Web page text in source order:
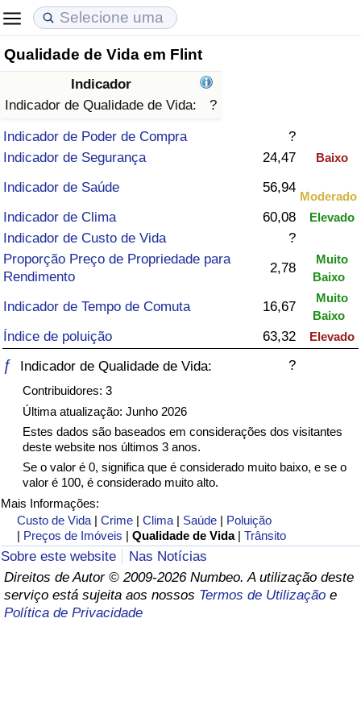
Qualidade de Vida em Flint
Indicador
Indicador de Qualidade de Vida:
?
Indicador de Poder de Compra
?
Indicador de Segurança
24,47 Baixo
Indicador de Saúde 56,94
Moderado
Indicador de Clima 60,08 Elevado
Indicador de Custo de Vida
?
Proporção Preço de Propriedade para
Rendimento
2,78
Muito
Baixo
Indicador de Tempo de Comuta 16,67
Muito
Baixo
Índice de poluição 63,32 Elevado
ƒ Indicador de Qualidade de Vida: ?
Contribuidores: 3
Última atualização: Junho 2026
Estes dados são baseados em considerações dos visitantes
deste website nos últimos 3 anos.
Se o valor é 0, significa que é considerado muito baixo, e se o
valor é 100, é considerado muito alto.
Mais Informações:
Custo de Vida |Crime |Clima | Saúde | Poluição
| Preços de Imóveis |Qualidade de Vida |Trânsito
Sobre este website
Nas Notícias
Direitos de Autor © 2009-2026 Numbeo. A utilização deste
serviço está sujeita aos nossos Termos de Utilização e
Política de Privacidade
Custo de Vida
Indicador de Custo de Vida (Atual)
Indicador de Custo de Vida
Indicador de Custo de Vida Por País
em Aqaba
Preços de Imóveis
Indicador de Preços de Imóveis (Atual)
Indicador de Preços de Imóveis
Indicador de Preços de Imóveis por País
Qualidade de Vida
Indicador de Qualidade de Vida
Indicador de Qualidade de Vida (Atual)
Índice de qualidade de vida por país
Crime
Taxa do Indicador de Crime (Atual)
Indicador de Crime
Índice de criminalidade por país
Saúde
Indicador de Saúde (Atual)
Indicador de Saúde
Indicador de Saúde por País
Poluição
Indicador de Poluição (Atual)